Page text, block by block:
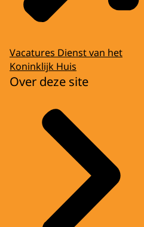
Vacatures Dienst van het
Koninklijk Huis
Over deze site